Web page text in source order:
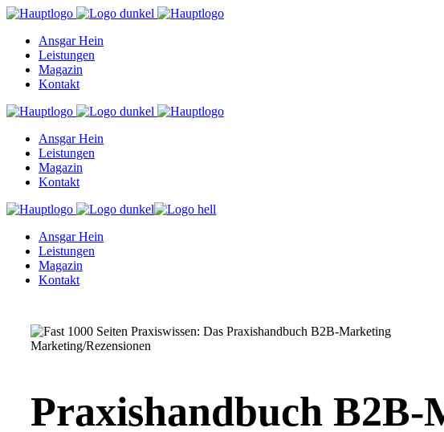
Ansgar Hein
Leistungen
Magazin
Kontakt
Ansgar Hein
Leistungen
Magazin
Kontakt
Ansgar Hein
Leistungen
Magazin
Kontakt
Marketing/Rezensionen
Praxishandbuch B2B-